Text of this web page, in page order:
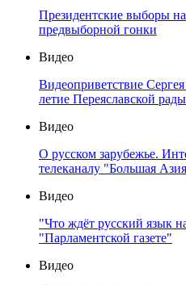
Президентские выборы
предвыборной гонки
Видео
Видеоприветствие
летие Переяславской
Видео
О русском зарубежье.
телеканалу "Большая
Видео
"Что ждёт русский язык
"Парламентской газете"
Видео